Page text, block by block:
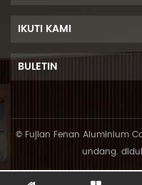
IKUTI KAMI
BULETIN
© Fujian Fenan Aluminium
undang.